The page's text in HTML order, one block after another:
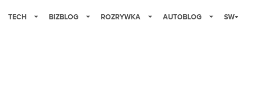
TECH BIZBLOG ROZRYWKA AUTOBLOG SW+